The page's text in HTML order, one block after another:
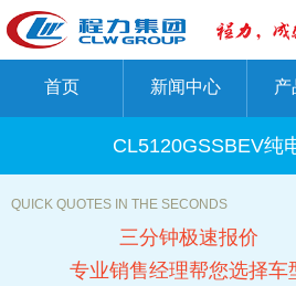
首页 新闻中心 产
CL5120GSSBEV纯
QUICK QUOTES IN THE SECONDS
三分钟极速报价
专业销售经理帮您选择车